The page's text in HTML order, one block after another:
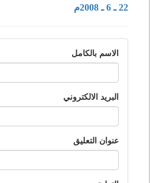
22 ـ 6 ـ 2008م
الاسم بالكامل
البريد الالكتروني
عنوان التعليق